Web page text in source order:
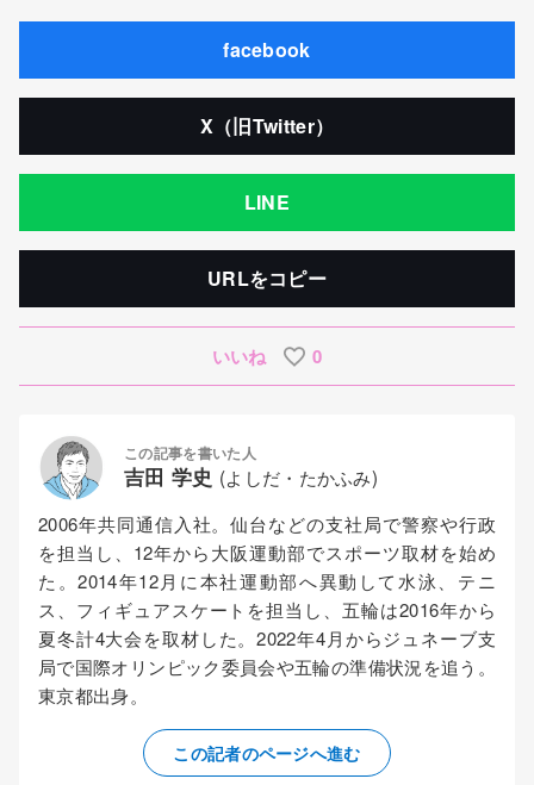
facebook
X（旧Twitter）
LINE
URLをコピー
いいね 0
この記事を書いた人
吉田 学史 (よしだ・たかふみ)
2006年共同通信入社。仙台などの支社局で警察や行政
を担当し、12年から大阪運動部でスポーツ取材を始め
た。2014年12月に本社運動部へ異動して水泳、テニ
ス、フィギュアスケートを担当し、五輪は2016年から
夏冬計4大会を取材した。2022年4月からジュネーブ支
局で国際オリンピック委員会や五輪の準備状況を追う。
東京都出身。
この記者のページへ進む